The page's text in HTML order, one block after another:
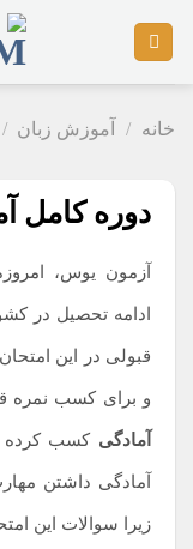
خانه / آموزش زبان /
دوره کامل
آزمون یوس،
ادامه تحصیل در
قبولی در این
و برای کسب نمره
آمادگیکسب کرده
آمادگی داشتن
زیرا سوالات این